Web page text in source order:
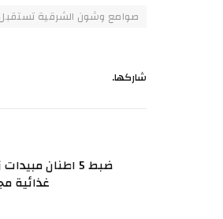
صوامع وشون الشرقية تستقبل ٩٧٩٩ طنا من الذهب الأصفر
شاركها.
غذائية